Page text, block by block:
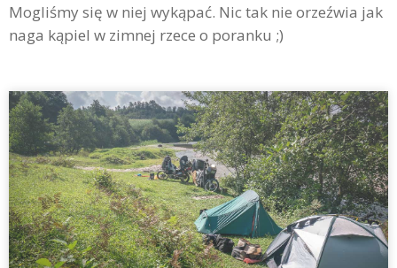
Mogliśmy się w niej wykąpać. Nic tak nie orzeźwia jak
naga kąpiel w zimnej rzece o poranku ;)